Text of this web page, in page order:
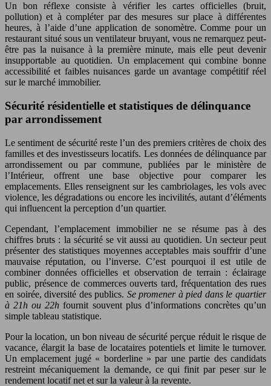
Un bon réflexe consiste à vérifier les cartes officielles (bruit,
pollution) et à compléter par des mesures sur place à différentes
heures, à l’aide d’une application de sonomètre. Comme pour un
restaurant situé sous un ventilateur bruyant, vous ne remarquez peut-
être pas la nuisance à la première minute, mais elle peut devenir
insupportable au quotidien. Un emplacement qui combine bonne
accessibilité et faibles nuisances garde un avantage compétitif réel
sur le marché immobilier.
Sécurité résidentielle et statistiques de délinquance
par arrondissement
Le sentiment de sécurité reste l’un des premiers critères de choix des
familles et des investisseurs locatifs. Les données de délinquance par
arrondissement ou par commune, publiées par le ministère de
l’Intérieur, offrent une base objective pour comparer les
emplacements. Elles renseignent sur les cambriolages, les vols avec
violence, les dégradations ou encore les incivilités, autant d’éléments
qui influencent la perception d’un quartier.
Cependant, l’emplacement immobilier ne se résume pas à des
chiffres bruts : la sécurité se vit aussi au quotidien. Un secteur peut
présenter des statistiques moyennes acceptables mais souffrir d’une
mauvaise réputation, ou l’inverse. C’est pourquoi il est utile de
combiner données officielles et observation de terrain : éclairage
public, présence de commerces ouverts tard, fréquentation des rues
en soirée, diversité des publics. Se promener à pied dans le quartier
à 21h ou 22h fournit souvent plus d’informations concrètes qu’un
simple tableau statistique.
Pour la location, un bon niveau de sécurité perçue réduit le risque de
vacance, élargit la base de locataires potentiels et limite le turnover.
Un emplacement jugé « borderline » par une partie des candidats
restreint mécaniquement la demande, ce qui finit par peser sur le
rendement locatif net et sur la valeur à la revente.